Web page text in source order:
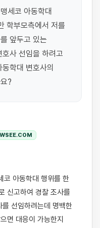
세코 아동학대
학부모측에서 저를
앞두고 있는
사 선임을 하려고
학대 변호사의
?
신고하여 경찰 조사를
선임하려는데 명백한
면 대응이 가능한지